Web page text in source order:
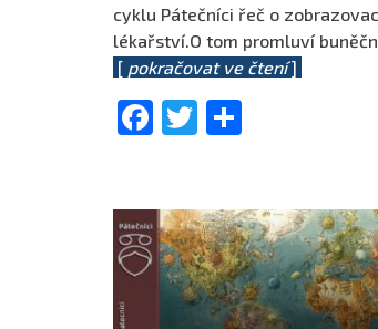
cyklu Pátečníci řeč o
lékařství.O tom promluví
[ pokračovat ve čtení]
Facebook
Twitter